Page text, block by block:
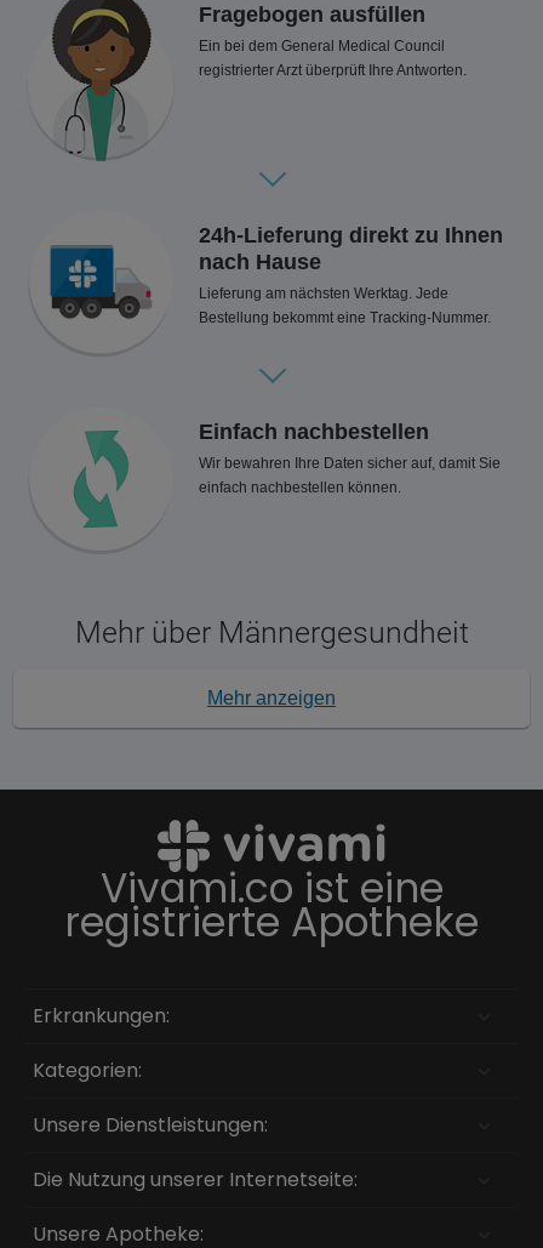
Fragebogen ausfüllen
Ein bei dem General Medical Council
registrierter Arzt überprüft Ihre Antworten.
24h-Lieferung direkt zu Ihnen
nach Hause
Lieferung am nächsten Werktag. Jede
Bestellung bekommt eine Tracking-Nummer.
Einfach nachbestellen
Wir bewahren Ihre Daten sicher auf, damit Sie
einfach nachbestellen können.
Mehr über Männergesundheit
Mehr anzeigen
Vivami.co ist eine
registrierte Apotheke
Erkrankungen:
Kategorien:
Unsere Dienstleistungen:
Die Nutzung unserer Internetseite:
Unsere Apotheke: